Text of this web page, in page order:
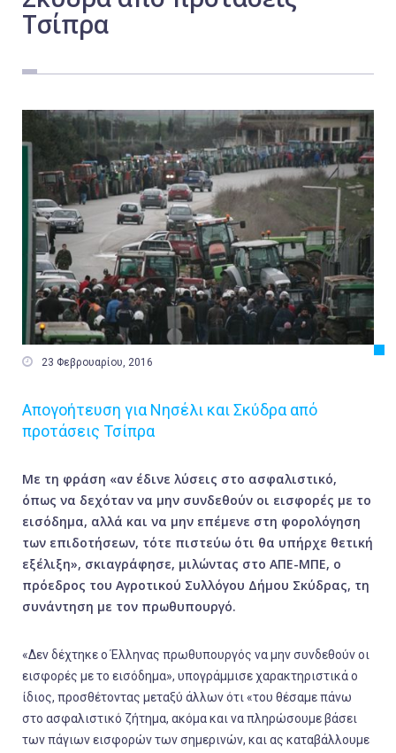
Τσίπρα
 23 Φεβρουαρίου, 2016
Απογοήτευση για Νησέλι και Σκύδρα από
προτάσεις Τσίπρα
Με τη φράση «αν έδινε λύσεις στο ασφαλιστικό,
όπως να δεχόταν να μην συνδεθούν οι εισφορές με το
εισόδημα, αλλά και να μην επέμενε στη φορολόγηση
των επιδοτήσεων, τότε πιστεύω ότι θα υπήρχε θετική
εξέλιξη», σκιαγράφησε, μιλώντας στο ΑΠΕ-ΜΠΕ, ο
πρόεδρος του Αγροτικού Συλλόγου Δήμου Σκύδρας, τη
συνάντηση με τον πρωθυπουργό.
«Δεν δέχτηκε ο Έλληνας πρωθυπουργός να μην συνδεθούν οι
εισφορές με το εισόδημα», υπογράμμισε χαρακτηριστικά ο
ίδιος, προσθέτοντας μεταξύ άλλων ότι «του θέσαμε πάνω
στο ασφαλιστικό ζήτημα, ακόμα και να πληρώσουμε βάσει
των πάγιων εισφορών των σημερινών, και ας καταβάλλουμε
Τοπικά
Αγροτικά
Οικονομία
Πολιτική
Αθλητικά
Αστυνομικό Δελτίο